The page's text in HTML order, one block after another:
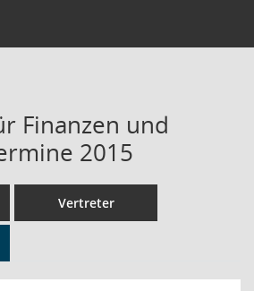
Finanzen und
2015
Vertreter